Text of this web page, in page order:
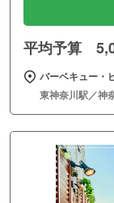
平均予算
バーベキュー・
東神奈川駅／神